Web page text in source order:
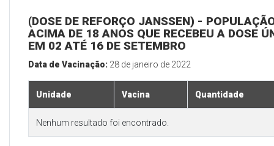
(DOSE DE REFORÇO JANSSEN) -
ACIMA DE 18 ANOS QUE RECEBEU A DOSE
EM 02 ATÉ 16 DE SETEMBRO
Data de Vacinação: 28 de janeiro de 2022
Unidade Vacina Quantidade
Nenhum resultado foi encontrado.